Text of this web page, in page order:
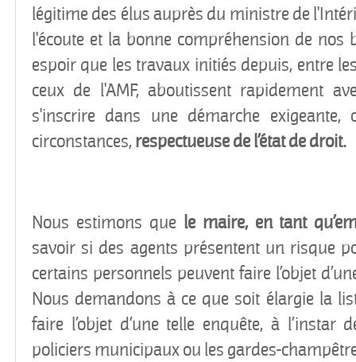
légitime des élus auprès du ministre de
l'écoute et la bonne compréhension de nos
espoir que les travaux initiés depuis, entre
ceux de l'AMF, aboutissent rapidement
s'inscrire dans une démarche exigeante,
circonstances,respectueuse de l’état de droit.
Nous estimons que le maire, en tant
savoir si des agents présentent un risque
certains personnels peuvent faire l’objet
Nous demandons à ce que soit élargie la
faire l’objet d’une telle enquête, à l’instar
policiers municipaux ou les gardes-